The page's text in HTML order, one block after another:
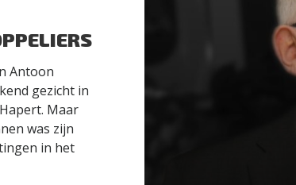
Antoon
gezicht in
Maar
was zijn
in het